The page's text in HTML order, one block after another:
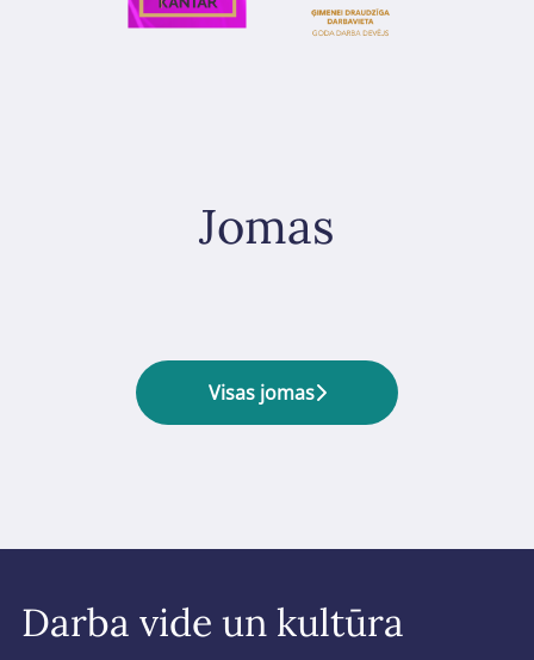
Jomas
Uzraudzība, atbilstība,
Visas jomas
Darba vide un kultūra